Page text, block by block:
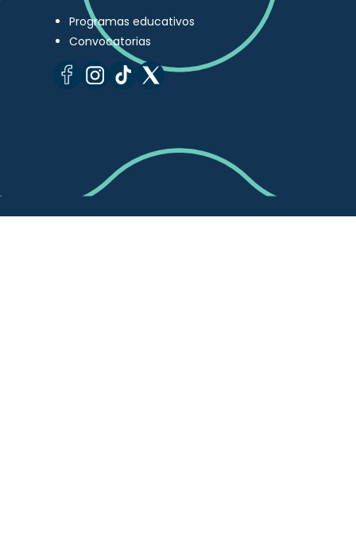
Programas educativos
Convocatorias